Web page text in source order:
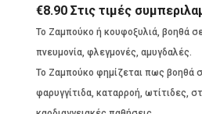
€8.90 Στις τιμές
Το Ζαμπούκο ή κουφοξυλιά, βοηθά
πνευμονία, φλεγμονές, αμυγδαλές.
Το Ζαμπούκο φημίζεται πως βοηθά
φαρυγγίτιδα, καταρροή, ωτίτιδες,